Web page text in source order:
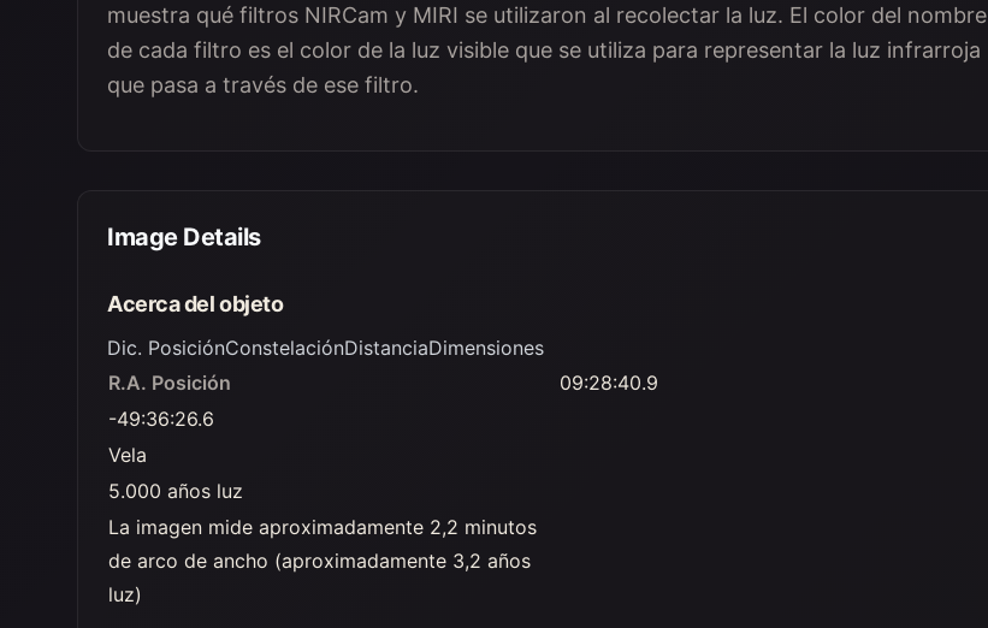
muestra qué filtros NIRCam y MIRI se utilizaron al recolectar la luz. El color del nombre
de cada filtro es el color de la luz visible que se utiliza para representar la luz infrarroja
que pasa a través de ese filtro.
Image Details
Acerca del objeto
Dic. PosiciónConstelaciónDistanciaDimensiones
R.A. Posición
09:28:40.9
-49:36:26.6
Vela
5.000 años luz
La imagen mide aproximadamente 2,2 minutos
de arco de ancho (aproximadamente 3,2 años
luz)